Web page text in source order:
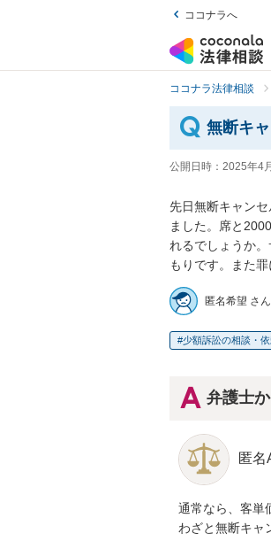
ココナラへ
ココナラ法律相談
無断キ
公開日時： 2025年4
先日無断キャン
ました。席と
れるでしょうか
もりです。また
匿名希望 さん
少額訴訟の相談・
弁護士
匿名
通常なら、客単
わざと無断キャ